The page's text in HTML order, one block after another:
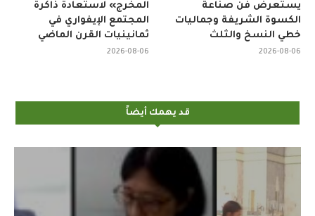
المخرج» لاستعادة ذاكرة
المجتمع الإيفواري في
ثمانينيات القرن الماضي
2026-08-06
يستعرض فن صناعة
الكسوة الشريفة وجماليات
خطي النسخ والثلث
2026-08-06
قد يهمك أيضاً